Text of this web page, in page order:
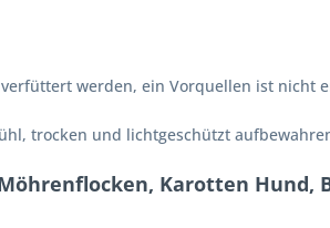
werden, ein Vorquellen ist nicht
trocken und lichtgeschützt
Karotten Hund,